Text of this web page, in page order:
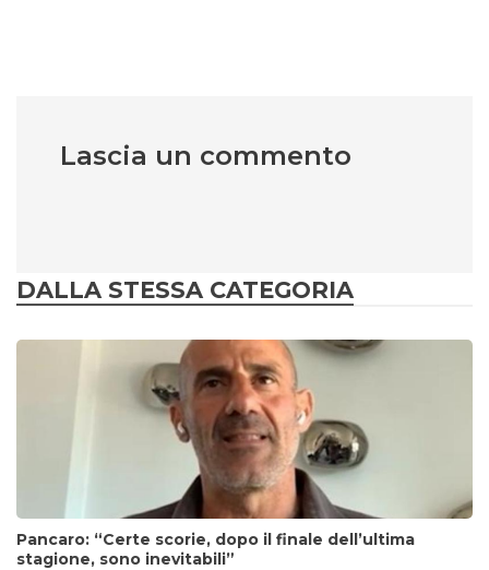
Lascia un commento
DALLA STESSA CATEGORIA
Pancaro: “Certe scorie, dopo il finale dell’ultima
stagione, sono inevitabili”